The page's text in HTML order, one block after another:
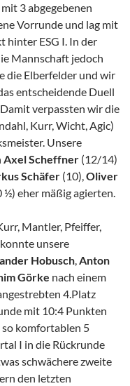
3 abgegebenen
Vorrunde und lag mit
hinter ESG I. In der
Mannschaft jedoch
die Elberfelder und wir
entscheidende Duell
verpassten wir die
Kurr, Wicht, Agic)
Unsere
Axel Scheffner (12/14)
Schäfer (10),Oliver
½) eher mäßig agierten.
Mantler, Pfeiffer,
unsere
Hobusch,Anton
Görke nach einem
4.Platz
mit 10:4 Punkten
komfortablen 5
I in die Rückrunde
schwächere zweite
den letzten